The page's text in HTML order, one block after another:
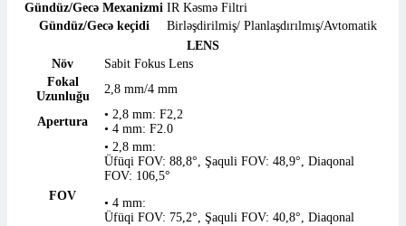
Gündüz/Gecə Mexanizmi IR Kəsmə Filtri
Gündüz/Gecə keçidi
Birləşdirilmiş/ Planlaşdırılmış/Avtomatik
LENS
Növ
Sabit Fokus Lens
Fokal
Uzunluğu
2,8 mm/4 mm
Apertura
• 2,8 mm: F2,2
• 4 mm: F2.0
FOV
• 2,8 mm:
Üfüqi FOV: 88,8°, Şaquli FOV: 48,9°, Diaqonal
FOV: 106,5°
• 4 mm:
Üfüqi FOV: 75,2°, Şaquli FOV: 40,8°, Diaqonal